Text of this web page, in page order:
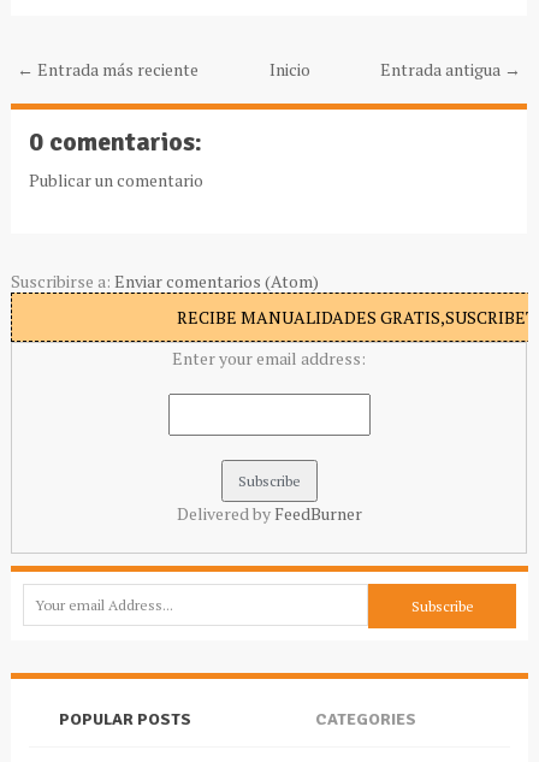
← Entrada más reciente Entrada antigua →
Inicio
0 comentarios:
Publicar un comentario
Suscribirse a: Enviar comentarios (Atom)
RECIBE MANUALIDADES
Enter your email address:
Delivered by FeedBurner
POPULAR POSTS CATEGORIES